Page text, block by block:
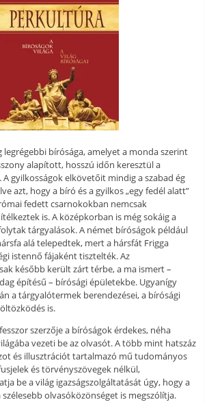
legrégebbi bírósága, amelyet a monda szerint
alapított, hosszú időn keresztül a
gyilkosságok elkövetőit mindig a szabad ég
azt, hogy a bíró és a gyilkos „egy fedél alatt”
fedett csarnokokban nemcsak
is. A középkorban is még sokáig a
tárgyalások. A német bíróságok például
alá telepedtek, mert a hársfát Frigga
istennő fájaként tisztelték. Az
később került zárt térbe, a ma ismert –
építésű – bírósági épületekbe. Ugyanígy
a tárgyalótermek berendezései, a bírósági
is.
szerzője a bíróságok érdekes, néha
vezeti be az olvasót. A több mint hatszáz
és illusztrációt tartalmazó mű tudományos
és törvényszövegek nélkül,
be a világ igazságszolgáltatását úgy, hogy a
olvasóközönséget is megszólítja.